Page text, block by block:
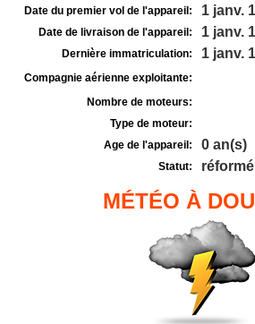
Date du premier vol de l'appareil: 1 janv.
Date de livraison de l'appareil: 1 janv.
Dernière immatriculation: 1 janv.
Compagnie aérienne exploitante:
Nombre de moteurs:
Type de moteur:
Age de l'appareil:
0 an(s)
Statut: réformé
MÉTÉO À